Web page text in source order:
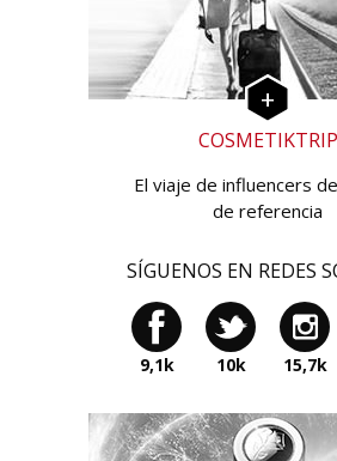
COSMETIKTRIP
El viaje de influencers
de referencia
SÍGUENOS EN REDES
9,1k 10k 15,7k